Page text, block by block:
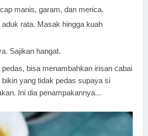
manis, garam, dan merica.
rata. Masak hingga kuah
Sajikan hangat.
bisa menambahkan irisan cabai
yang tidak pedas supaya si
Ini dia penampakannya...